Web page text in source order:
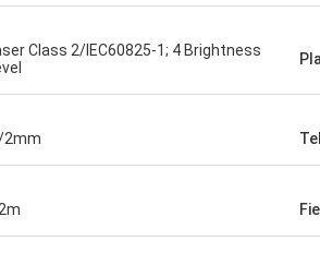
Class 2/IEC60825-1; 4 Brightness
2mm